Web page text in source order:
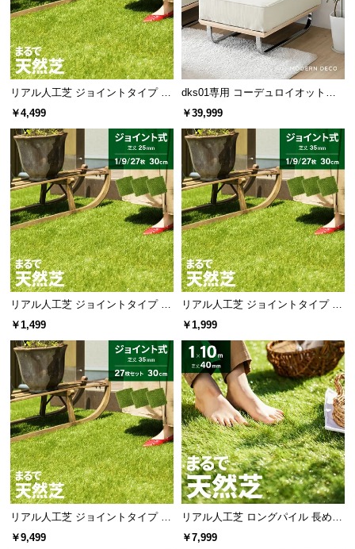
開
梱
設
ー
ビ
ス
に
つ
い
て
搬
入
経
路
に
つ
い
て
返
品・
キ
ャ
ン
セ
ル
衣類が滑りにくいノンスリップタイプ
両肩と底部の3か所に滑り止め付き。首元が広いTシャツやニットな
どにもお使いいただけます。
首元を伸ばさずに掛けられるスリット入り
リアル人工芝 ジョイントタイプ 30
cm 9枚 芝丈35mm
￥4,499
dks01専用 コーデュロイオットマ
ン
￥39,999
リアル人工芝 ジョイントタイプ 30
cm 1/9/27枚 芝丈25mm
￥1,499
リアル人工芝 ジョイントタイプ 30
cm 1/9/27枚 芝丈35mm
￥1,999
リアル人工芝 ジョイントタイプ 30
cm 27枚 芝丈35mm
￥9,499
リアル人工芝 ロングパイル 長めで
ふかふかの質感 芝丈40mm 1×10m
￥7,999